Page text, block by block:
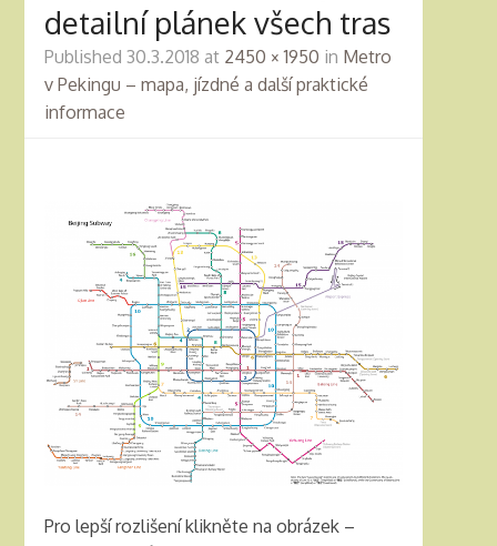
detailní plánek všech tras
Published30.3.2018 at 2450 × 1950 in Metro
v Pekingu – mapa, jízdné a další praktické
informace
Pro lepší rozlišení klikněte na obrázek –